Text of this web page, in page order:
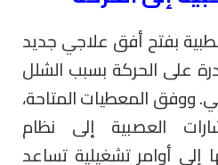
بفتح أفق علاجي جديد
على الحركة بسبب الشلل
ووفق المعطيات المتاحة،
العصبية إلى نظام
إلى أوامر تشغيلية تساعد